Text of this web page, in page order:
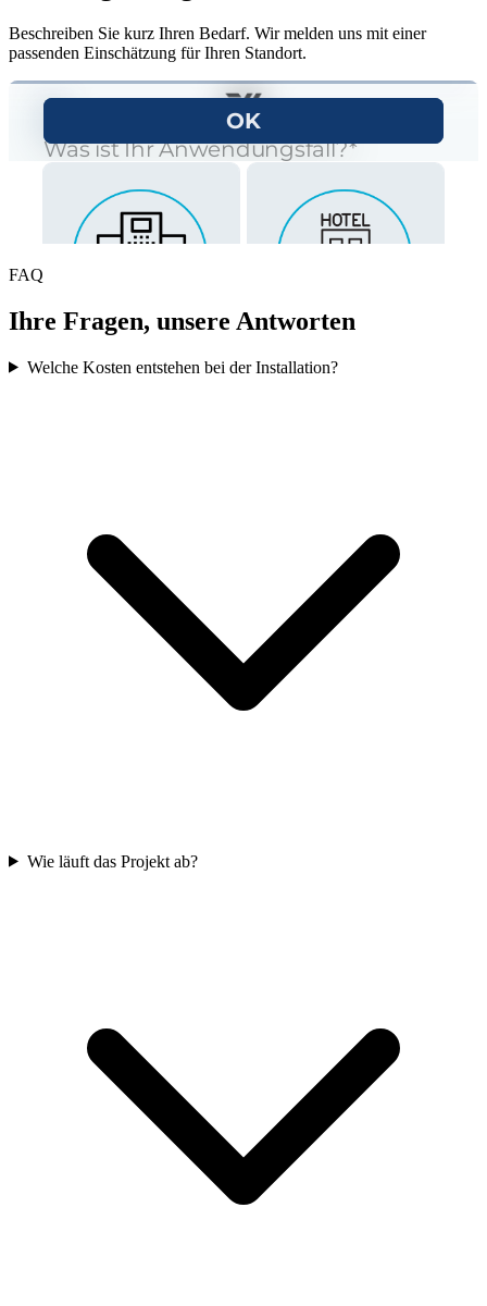
Beschreiben Sie kurz Ihren Bedarf. Wir melden uns mit einer
passenden Einschätzung für Ihren Standort.
FAQ
Ihre Fragen, unsere Antworten
Welche Kosten entstehen bei der Installation?
Wie läuft das Projekt ab?